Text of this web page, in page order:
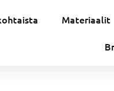
Materiaalit